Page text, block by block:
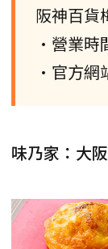
阪神百貨
•營業時
•官方網
味乃家：大